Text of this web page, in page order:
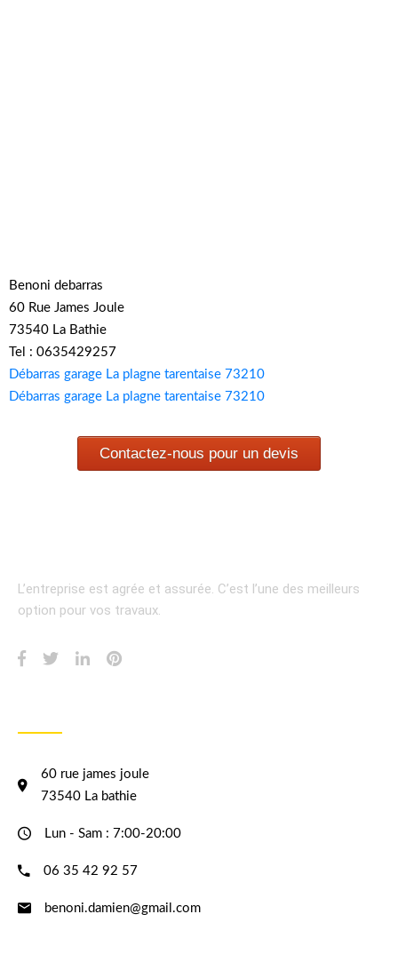
Benoni debarras
60 Rue James Joule
73540 La Bathie
Tel : 0635429257
Débarras garage La plagne tarentaise 73210
Débarras garage La plagne tarentaise 73210
Contactez-nous pour un devis
L’entreprise est agrée et assurée. C’est l’une des meilleurs
option pour vos travaux.
60 rue james joule
73540 La bathie
Lun - Sam : 7:00-20:00
06 35 42 92 57
benoni.damien@gmail.com